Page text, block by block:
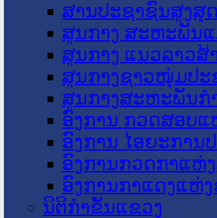
ສານປະຊາຊົນສູງສຸ
ສູນກາງ ສະຫະພັນ
ສູນກາງ ແນວລາວສ້
ສູນກາງຊາວໜຸ່ມປະ
ສູນກາງສະຫະພັນກ
ອົງການ ກວດສອບແ
ອົງການ ໄອຍະການ
ອົງການກວດກາແຫ່
ອົງການກາແດງແຫ່
ນິຕິກໍາຂັ້ນແຂວງ